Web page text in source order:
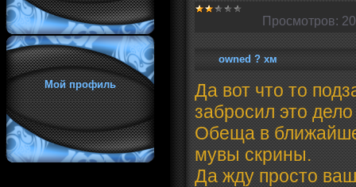
Мой профиль
Просмотров:
owned ? хм
Да вот что то
забросил это
Обеща в
мувы скрины.
Да жду просто